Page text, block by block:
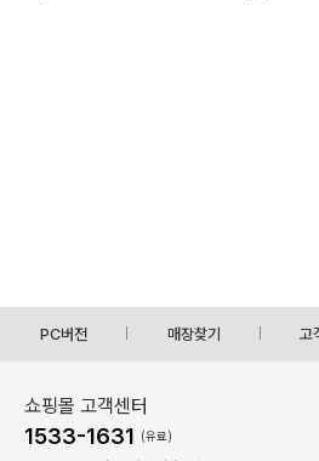
PC버전 매장찾기 고
쇼핑몰 고객센터
1533-1631 (유료)